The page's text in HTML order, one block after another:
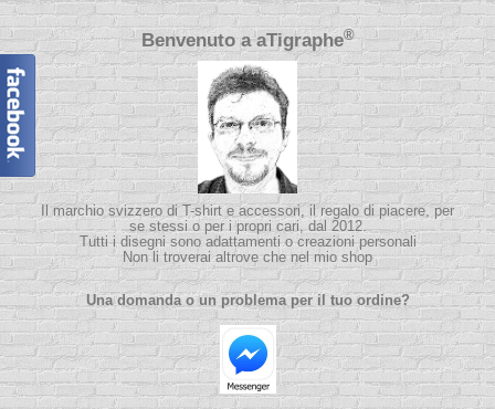
Benvenuto aaTigraphe®
Il marchio svizzero di T-shirt e accessori, il regalo di piacere, per
se stessi o per i propri cari, dal 2012.
Tutti i disegni sono adattamenti o creazioni personali
Non li troverai altrove che nel mio shop
Una domanda o un problema per il tuo ordine?